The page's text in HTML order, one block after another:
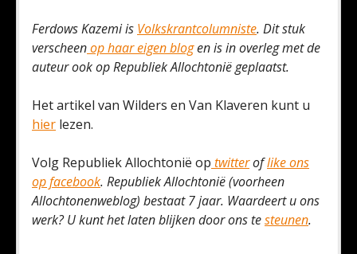
Ferdows Kazemi is Volkskrantcolumniste. Dit stuk
verscheenop haar eigen blogen is in overleg met de
auteur ook op Republiek Allochtonië geplaatst.
Het artikel van Wilders en Van Klaveren kunt u
hier lezen.
Volg Republiek Allochtonië op twitteroflike ons
op facebook. Republiek Allochtonië (voorheen
Allochtonenweblog) bestaat 7 jaar. Waardeert u ons
werk? U kunt het laten blijken door ons testeunen.